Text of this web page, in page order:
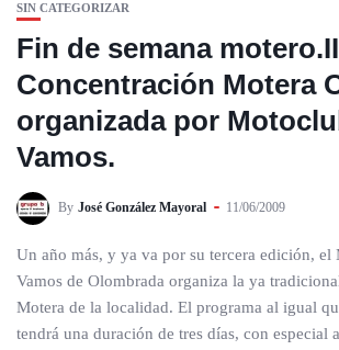
SIN CATEGORIZAR
Fin de semana
Concentración Motera
organizada por
Vamos.
By José González Mayoral 11/06/2009
Un año más, y ya va por su tercera edición, el
Vamos de Olombrada organiza la ya
Motera de la localidad. El programa al igual
tendrá una duración de tres días, con especial